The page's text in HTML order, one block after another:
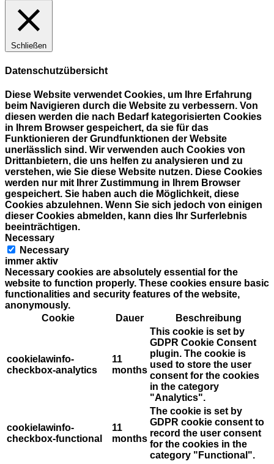
Schließen
Datenschutzübersicht
Diese Website verwendet Cookies, um Ihre Erfahrung
beim Navigieren durch die Website zu verbessern. Von
diesen werden die nach Bedarf kategorisierten Cookies
in Ihrem Browser gespeichert, da sie für das
Funktionieren der Grundfunktionen der Website
unerlässlich sind. Wir verwenden auch Cookies von
Drittanbietern, die uns helfen zu analysieren und zu
verstehen, wie Sie diese Website nutzen. Diese Cookies
werden nur mit Ihrer Zustimmung in Ihrem Browser
gespeichert. Sie haben auch die Möglichkeit, diese
Cookies abzulehnen. Wenn Sie sich jedoch von einigen
dieser Cookies abmelden, kann dies Ihr Surferlebnis
beeinträchtigen.
Necessary
Necessary
immer aktiv
Necessary cookies are absolutely essential for the
website to function properly. These cookies ensure basic
functionalities and security features of the website,
anonymously.
Cookie
Dauer Beschreibung
cookielawinfo-
checkbox-analytics
11
months
This cookie is set by
GDPR Cookie Consent
plugin. The cookie is
used to store the user
consent for the cookies
in the category
"Analytics".
cookielawinfo-
checkbox-functional
11
months
The cookie is set by
GDPR cookie consent to
record the user consent
for the cookies in the
category "Functional".